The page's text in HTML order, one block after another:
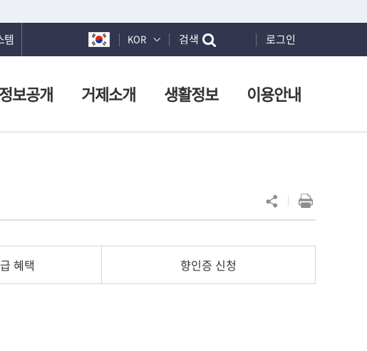
템 KOR 검색 로그인
정보공개 거제소개 생활정보 이용안내
혜택 향인증 신청